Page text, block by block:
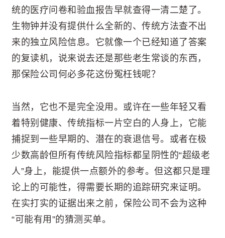
统的医疗问卷和验血报告早就查得一清二楚了。
生物钟并没有提供什么全新的、传统方法查不出
来的独立风险信息。它就像一个已经知道了答案
的复读机，说来说去还是那些老生常谈的东西，
那保险公司何必多花这份冤枉钱呢？
当然，它也不是完全没用。或许在一些年轻又看
着特别健康、传统指标一片空白的人身上，它能
捕捉到一些早期的、潜在的衰退信号。或者在极
少数高龄但所有传统风险指标都呈阴性的“超级老
人”身上，能提供一点额外的参考。但这都只是理
论上的可能性，得需要长期的追踪研究来证明。
在实打实的证据出来之前，保险公司不会为这种
“可能有用”的猜测买单。